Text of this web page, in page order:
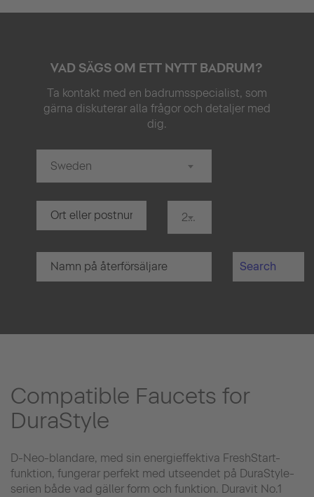
VAD SÄGS OM ETT NYTT BADRUM?
Ta kontakt med en badrumsspecialist, som
gärna diskuterar alla frågor och detaljer med
dig.
Sweden
20 km
Search
Compatible Faucets for
DuraStyle
D-Neo-blandare, med sin energieffektiva FreshStart-
funktion, fungerar perfekt med utseendet på DuraStyle-
serien både vad gäller form och funktion. Duravit No.1